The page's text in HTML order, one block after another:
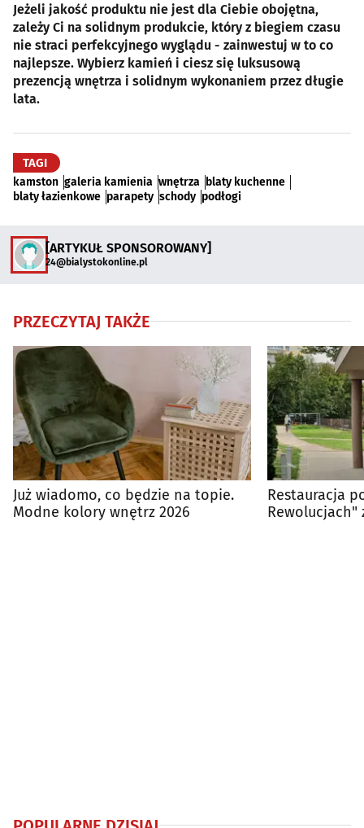
Jeżeli jakość produktu nie jest dla Ciebie obojętna,
zależy Ci na solidnym produkcie, który z biegiem czasu
nie straci perfekcyjnego wyglądu - zainwestuj w to co
najlepsze. Wybierz kamień i ciesz się luksusową
prezencją wnętrza i solidnym wykonaniem przez długie
lata.
TAGI
kamston galeria kamienia wnętrza blaty kuchenne
blaty łazienkowe parapety schody podłogi
[ARTYKUŁ SPONSOROWANY]
24@bialystokonline.pl
PRZECZYTAJ TAKŻE
Już wiadomo, co będzie na topie.
Modne kolory wnętrz 2026
Restauracja
Rewolucjach"